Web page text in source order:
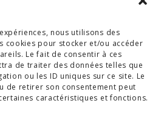
nous utilisons des
cookies pour stocker et/ou accéder
Le fait de consentir à ces
de traiter des données telles que
ou les ID uniques sur ce site. Le
de retirer son consentement peut
caractéristiques et fonctions.
LINKEDIN